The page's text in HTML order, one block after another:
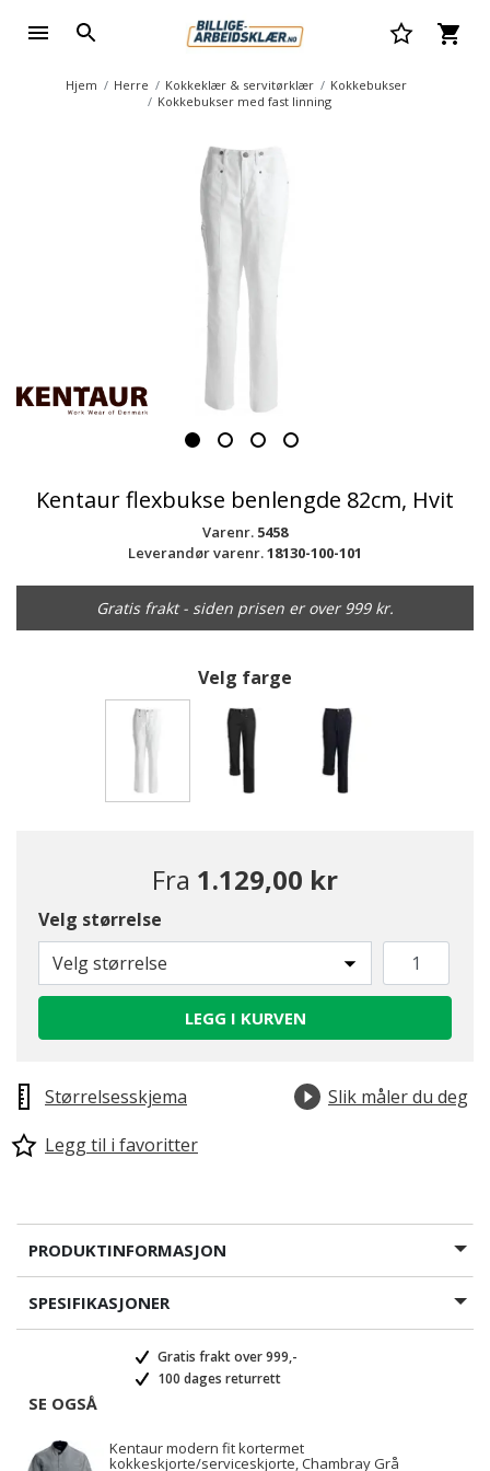
Hjem Herre Kokkeklær & servitørklær
Kokkebukser
Kokkebukser med fast linning
Kentaur flexbukse benlengde 82cm, Hvit
Varenr. 5458
Leverandør varenr.18130-100-101
Gratis frakt - siden prisen er over 999 kr.
Velg farge
Fra 1.129,00 kr
Velg størrelse
Velg størrelse
LEGG I KURVEN
Størrelsesskjema
Slik måler du deg
Legg til i favoritter
PRODUKTINFORMASJON
SPESIFIKASJONER
Gratis frakt over 999,-
100 dages returrett
SE OGSÅ
Kentaur modern fit kortermet
kokkeskjorte/serviceskjorte, Chambray Grå